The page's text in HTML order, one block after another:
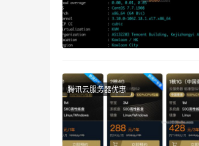
腾讯云服务器优惠